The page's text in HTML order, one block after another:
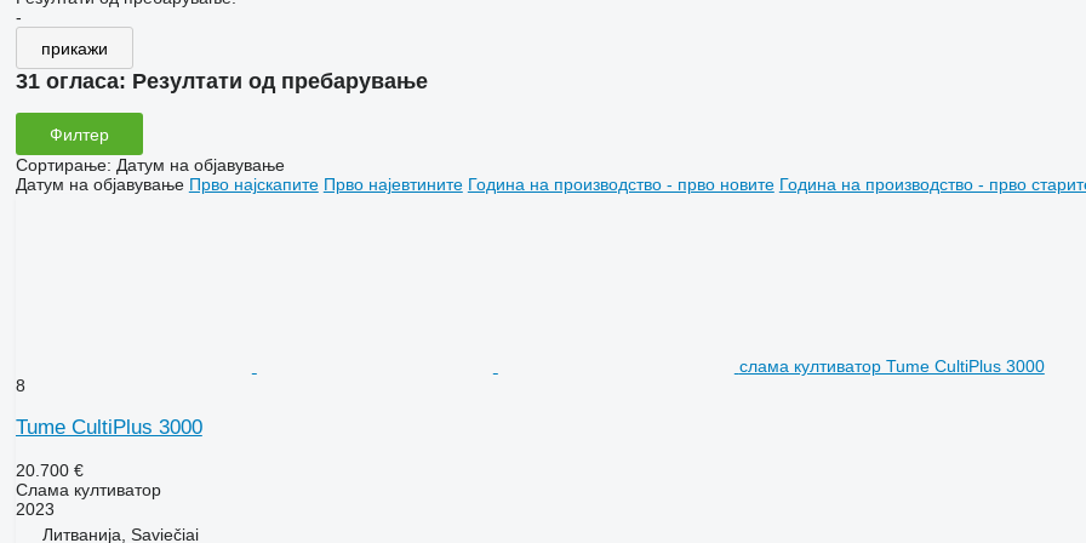
-
прикажи
31 огласа: Резултати од пребарување
Филтер
Сортирање: Датум на објавување
Датум на објавување Прво најскапите Прво најевтините Година на производство - прво новите Година на производство - прво
слама култиватор Tume CultiPlus 3000
8
Tume CultiPlus 3000
20.700 €
Слама култиватор
2023
Литванија, Saviečiai